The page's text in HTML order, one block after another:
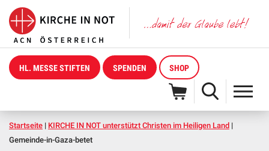
HL. MESSE STIFTEN SPENDEN SHOP
Startseite | KIRCHE IN NOT unterstützt Christen im Heiligen Land |
Gemeinde-in-Gaza-betet